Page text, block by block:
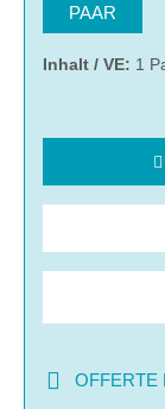
PAAR
Inhalt / VE: 1
OFFERTE